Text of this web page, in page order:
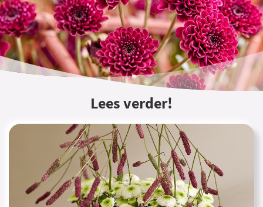
Lees verder!